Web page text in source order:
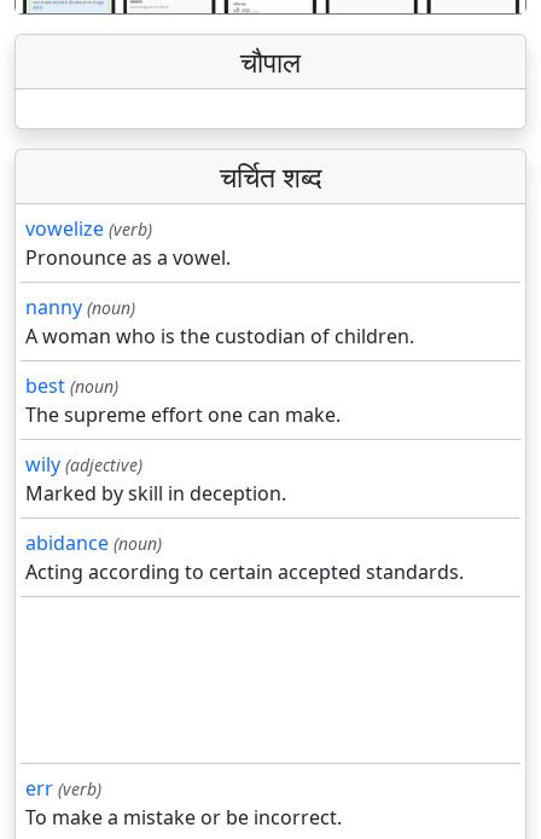
चौपाल
चर्चित शब्द
vowelize (verb)
Pronounce as a vowel.
nanny (noun)
A woman who is the custodian of children.
best (noun)
The supreme effort one can make.
wily (adjective)
Marked by skill in deception.
abidance (noun)
Acting according to certain accepted standards.
err (verb)
To make a mistake or be incorrect.